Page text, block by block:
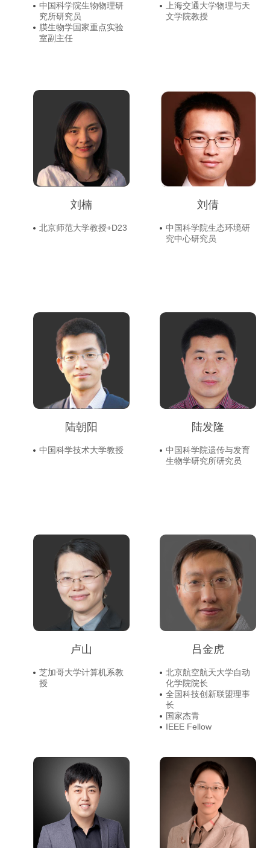
中国科学院生物物理研
究所研究员
膜生物学国家重点实验
室副主任
上海交通大学物理与天
文学院教授
刘楠
北京师范大学教授+D23
刘倩
中国科学院生态环境研
究中心研究员
陆朝阳
中国科学技术大学教授
陆发隆
中国科学院遗传与发育
生物学研究所研究员
卢山
芝加哥大学计算机系教
授
吕金虎
北京航空航天大学自动
化学院院长
全国科技创新联盟理事
长
国家杰青
IEEE Fellow